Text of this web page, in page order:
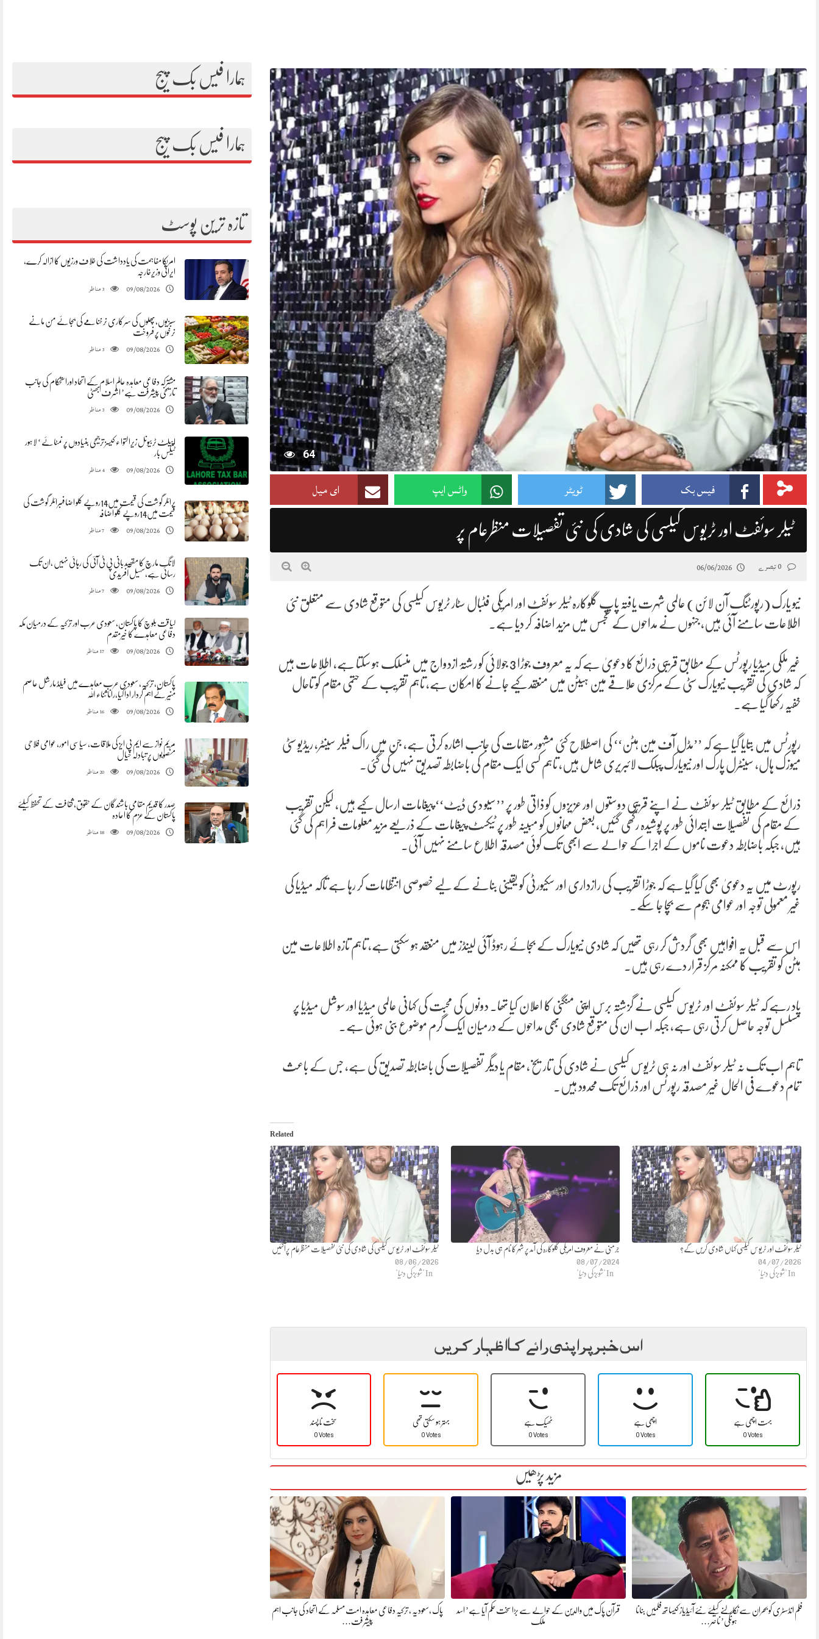
ہمارا فیس بک پیج
ہمارا فیس بک پیج
تازہ ترین پوسٹ
امریکا مفاہمت کی یادداشت کی خلاف ورزیوں کا ازالہ کرے،
ایرانی وزیرخارجہ
09/08/2026
3مناظر
سبزیوں،پھلوں کی سرکاری نرخنامے کی بجائے من مانے
نرخوں پر فروخت
09/08/2026
3مناظر
مشترکہ دفاعی معاہدہ عالم اسلام کے اتحاد اوراستحکام کی جانب
تاریخی پیشرفت ہے’ اشرف بھٹی
09/08/2026
3مناظر
اپیلٹ ٹربیونل زیرالتوا ء کیسز ترجیحی بنیادوں پر نمٹائے ‘ لاہور
ٹیکس بار
09/08/2026
4مناظر
برائلر گوشت کی قیمت میں14روپے کلو اضافہبرائلر گوشت کی
قیمت میں14روپے کلو اضافہ
09/08/2026
7مناظر
لانگ مارچ کا مقصد بانی پی ٹی آئی کی رہائی نہیں ،ان تک
رسائی ہے،سہیل آفریدی
09/08/2026
7مناظر
لیاقت بلوچ کا پاکستان، سعودی عرب اور ترکیہ کے درمیان مکہ
دفاعی معاہدے کا خیرمقدم
09/08/2026
17مناظر
پاکستان، ترکیہ، سعودی عرب معاہدے میں فیلڈ مارشل عاصم
منیر نے اہم کردار ادا کیا،رانا ثناء اللہ
09/08/2026
16مناظر
مریم نواز سے ایم پی ایز کی ملاقات، سیاسی امور، عوامی فلاحی
منصوبوں پر تبادلہ خیال
09/08/2026
20مناظر
صدر کا قدیم مقامی باشندگان کے حقوق، ثقافت کے تحفظ کیلئے
پاکستان کے عزم کا اعادہ
09/08/2026
18مناظر
64
فیس بک ٹویٹر واٹس ایپ ای میل
ٹیلر سوئفٹ اور ٹریوس کیلسی کی شادی کی نئی تفصیلات منظرعام پر
06/06/2026
نیو یارک (رپورٹنگ آن لائن) عالمی شہرت یافتہ پاپ گلوکارہ ٹیلر سوئفٹ اور امریکی فٹبال سٹار ٹریوس کیلسی کی متوقع شادی سے متعلق نئی
اطلاعات سامنے آئی ہیں، جنہوں نے مداحوں کے تجسس میں مزید اضافہ کر دیا ہے۔
غیر ملکی میڈیا رپورٹس کے مطابق قریبی ذرائع کا دعویٰ ہے کہ یہ معروف جوڑا 3 جولائی کو رشتۂ ازدواج میں منسلک ہو سکتا ہے، اطلاعات ہیں
کہ شادی کی تقریب نیویارک سٹی کے مرکزی علاقے مین ہیٹن میں منعقد کیے جانے کا امکان ہے، تاہم تقریب کے حتمی مقام کو تاحال
خفیہ رکھا گیا ہے۔
رپورٹس میں بتایا گیا ہے کہ ’’مڈل آف مین ہٹن‘‘ کی اصطلاح کئی مشہور مقامات کی جانب اشارہ کرتی ہے، جن میں راک فیلر سینٹر، ریڈیو سٹی
میوزک ہال، سینٹرل پارک اور نیویارک پبلک لائبریری شامل ہیں، تاہم کسی ایک مقام کی باضابطہ تصدیق نہیں کی گئی۔
ذرائع کے مطابق ٹیلر سوئفٹ نے اپنے قریبی دوستوں اور عزیزوں کو ذاتی طور پر ’’سیو دی ڈیٹ‘‘ پیغامات ارسال کیے ہیں، لیکن تقریب
کے مقام کی تفصیلات ابتدائی طور پر پوشیدہ رکھی گئیں، بعض مہمانوں کو مبینہ طور پر ٹیکسٹ پیغامات کے ذریعے مزید معلومات فراہم کی گئی
ہیں، جبکہ باضابطہ دعوت ناموں کے اجرا کے حوالے سے ابھی تک کوئی مصدقہ اطلاع سامنے نہیں آئی۔
رپورٹ میں یہ دعویٰ بھی کیا گیا ہے کہ جوڑا تقریب کی رازداری اور سکیورٹی کو یقینی بنانے کے لیے خصوصی انتظامات کر رہا ہے تاکہ میڈیا کی
غیر معمولی توجہ اور عوامی ہجوم سے بچا جا سکے۔
اس سے قبل یہ افواہیں بھی گردش کر رہی تھیں کہ شادی نیویارک کے بجائے رہوڈ آئی لینڈز میں منعقد ہو سکتی ہے، تاہم تازہ اطلاعات مین
ہٹن کو تقریب کا ممکنہ مرکز قرار دے رہی ہیں۔
یاد رہے کہ ٹیلر سوئفٹ اور ٹریوس کیلسی نے گزشتہ برس اپنی منگنی کا اعلان کیا تھا۔ دونوں کی محبت کی کہانی عالمی میڈیا اور سوشل میڈیا پر
مسلسل توجہ حاصل کرتی رہی ہے، جبکہ اب ان کی متوقع شادی بھی مداحوں کے درمیان ایک گرم موضوع بنی ہوئی ہے۔
تاہم اب تک نہ ٹیلر سوئفٹ اور نہ ہی ٹریوس کیلسی نے شادی کی تاریخ، مقام یا دیگر تفصیلات کی باضابطہ تصدیق کی ہے، جس کے باعث
تمام دعوے فی الحال غیر مصدقہ رپورٹس اور ذرائع تک محدود ہیں۔
Related
ٹیلر سوئفٹ اور ٹریوس کیلسی کی شادی کی نئی تفصیلات منظرعام پرآگئیں
08/06/2026
In "شوبز کی دنیا"
جرمنی نے معروف امریکی گلوکارہ کی آمد پر شہر کا نام ہی بدل دیا
08/07/2024
In "شوبز کی دنیا"
ٹیلر سوئفٹ اور ٹریوس کیلسی کہاں شادی کریں گے؟
04/07/2026
In "شوبز کی دنیا"
اس خبر پر اپنی رائے کا اظہار کریں
سخت نا پسند
0 Votes
بہتر ہو سکتی تھی
0 Votes
ٹھیک ہے
0 Votes
اچھی ہے
0 Votes
بہت اچھی ہے
0 Votes
مزید پڑھیں
فلم انڈسٹری کو بحران سے نکالنے کیلئے نئے آئیڈیاز کیساتھ فلمیں بنانا
ہونگی’ ناصر…
قرآن پاک میں والدین کے حوالے سے بڑا سخت حکم آیا ہے’ اسد
ملک
پاک ،سعودیہ ، ترکیہ دفاعی معاہدہ امت مسلمہ کے اتحاد کی جانب اہم
پیشرفت…